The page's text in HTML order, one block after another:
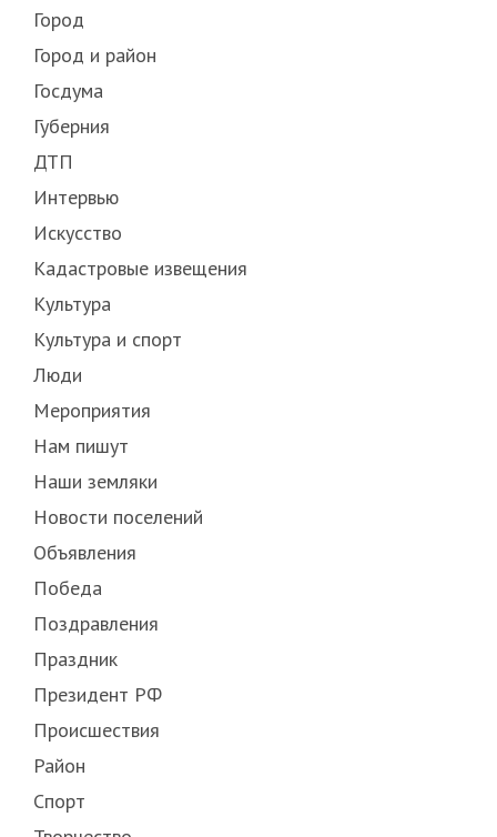
Город
Город и район
Госдума
Губерния
ДТП
Интервью
Искусство
Кадастровые извещения
Культура
Культура и спорт
Люди
Мероприятия
Нам пишут
Наши земляки
Новости поселений
Объявления
Победа
Поздравления
Праздник
Президент РФ
Происшествия
Район
Спорт